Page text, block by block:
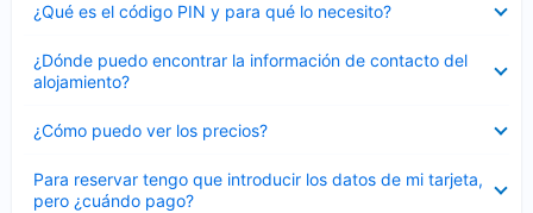
¿Qué es el código PIN y para qué lo necesito?
cerrado
¿Dónde puedo encontrar la información de contacto del
alojamiento?
cerrado
¿Cómo puedo ver los precios?
cerrado
Para reservar tengo que introducir los datos de mi tarjeta,
pero ¿cuándo pago?
cerrado